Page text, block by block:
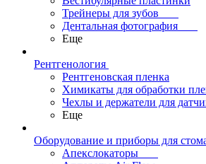
Трейнеры для зубов
Дентальная фотография
Еще
Рентгенология
Рентгеновская пленка
Химикаты для обработки
Чехлы и держатели для
Еще
Оборудование и приборы для
Апекслокаторы